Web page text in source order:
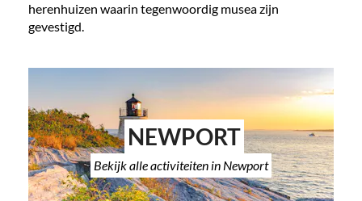
herenhuizen waarin tegenwoordig musea zijn
gevestigd.
NEWPORT
Bekijk alle activiteiten in Newport